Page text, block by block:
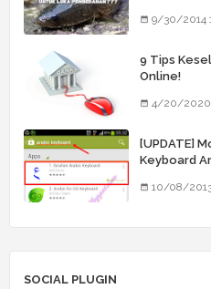
9/30/2014
9 Tips
Online!
4/20/2020
[UPDATE]
Keyboard
10/08/
SOCIAL PLUGIN